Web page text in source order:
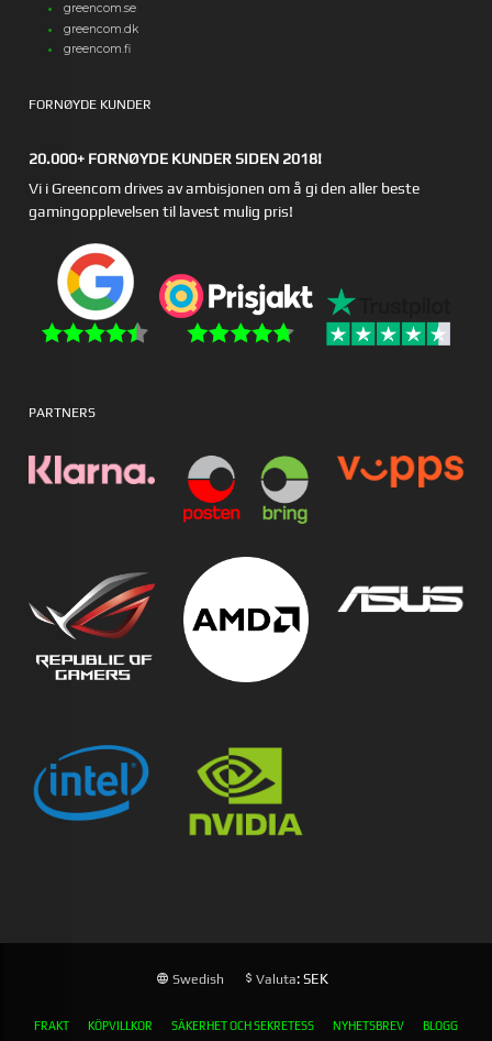
greencom.se
greencom.dk
greencom.fi
FORNØYDE KUNDER
20.000+ FORNØYDE KUNDER SIDEN 2018!
Vi i Greencom drives av ambisjonen om å gi den aller beste
gamingopplevelsen til lavest mulig pris!
PARTNERS
Swedish Valuta: SEK
FRAKT KÖPVILLKOR SÄKERHET OCH SEKRETESS NYHETSBREV BLOGG